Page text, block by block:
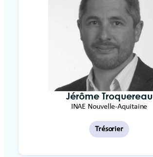
Jérôme Troquereau
INAE Nouvelle-Aquitaine
Trésorier